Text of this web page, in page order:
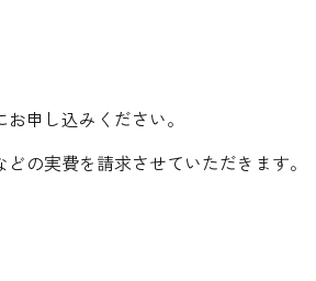
申し込みください。
の実費を請求させていただきます。